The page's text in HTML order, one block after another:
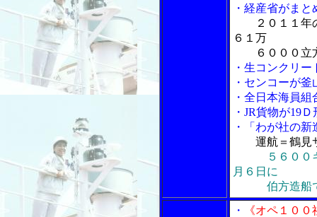
・経産省がま
２０１１
６１万
６０００立
・生コンクリ
・センコーが
・全日本海員
・JR貨物が19
・「わが社の新
運航＝鶴見
５６０
月６日に
伯方造船
・
《オペ１０